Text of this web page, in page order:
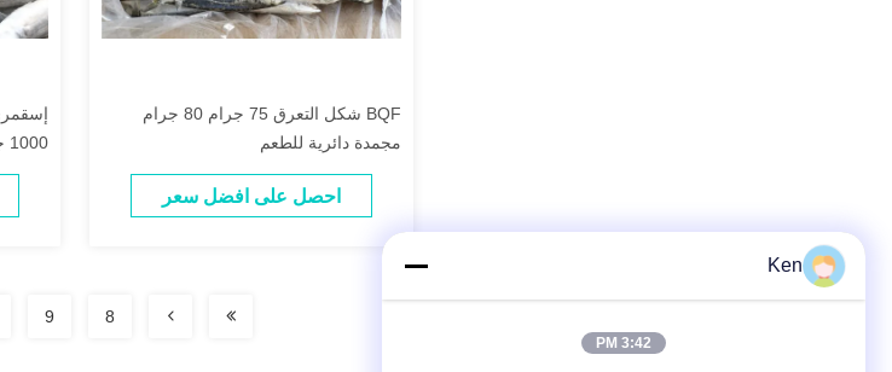
BQF شكل التعرق 75 جرام 80 جرام
مجمدة دائرية للطعم
احصل على افضل سعر
1000 جم طُعم صيد مجمد
8
9
Ken
3:42 PM